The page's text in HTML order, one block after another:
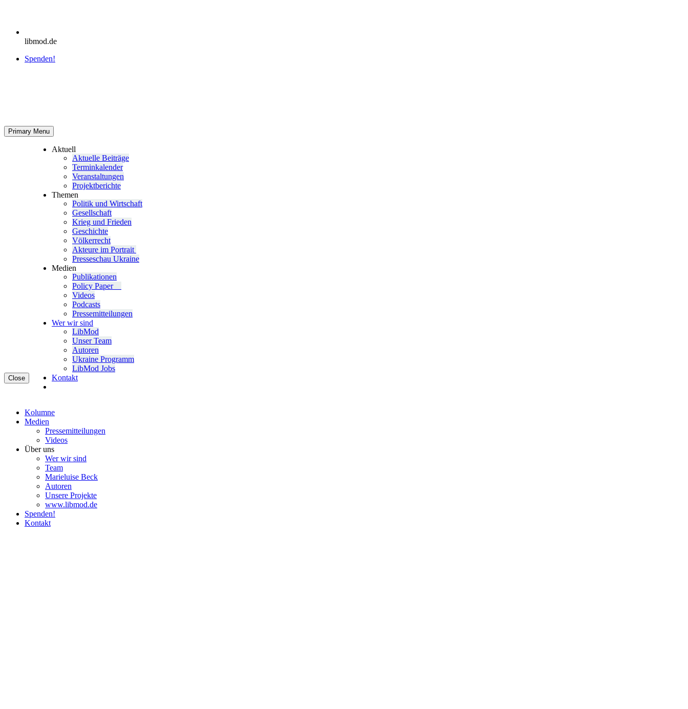
libmod.de
Spenden!
Primary Menu
Close
Aktuell
Aktu­elle Beiträge
Ter­min­ka­len­der
Ver­an­stal­tun­gen
Pro­jekt­be­richte
Themen
Politik und Wirtschaft
Gesell­schaft
Krieg und Frieden
Geschichte
Völ­ker­recht
Akteure im Portrait
Pres­se­schau Ukraine
Medien
Publi­ka­tio­nen
Policy Paper
Videos
Pod­casts
Pres­se­mit­tei­lun­gen
Wer wir sind
LibMod
Unser Team
Autoren
Ukraine Pro­gramm
LibMod Jobs
Kontakt
Kolumne
Medien
Pres­se­mit­tei­lun­gen
Videos
Über uns
Wer wir sind
Team
Marie­luise Beck
Autoren
Unsere Pro­jekte
www.libmod.de
Spenden!
Kontakt